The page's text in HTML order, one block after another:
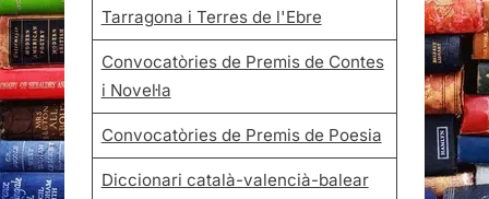
Tarragona i Terres de l'Ebre
Convocatòries de Premis de Contes
i Novel·la
Convocatòries de Premis de Poesia
Diccionari català-valencià-balear